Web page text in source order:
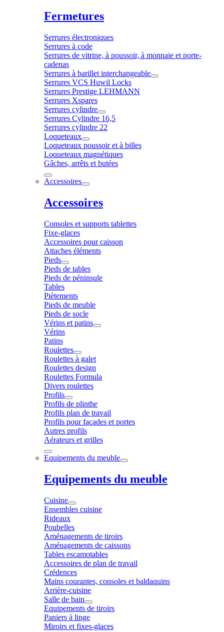
Fermetures
Serrures électroniques
Serrures à code
Serrures de vitrine, à poussoir, à monnaie et porte-
cadenas
Serrures à barillet interchangeable
Serrures VCS Huwil Locks
Serrures Prestige LEHMANN
Serrures Xspares
Serrures cylindre
Serrures Cylindre 16,5
Serrures cylindre 22
Loqueteaux
Loqueteaux poussoir et à billes
Loqueteaux magnétiques
Gâches, arrêts et butées
Accessoires
Accessoires
Consoles et supports tablettes
Fixe-glaces
Accessoires pour caisson
Attaches éléments
Pieds
Pieds de tables
Pieds de péninsule
Tables
Piètements
Pieds de meuble
Pieds de socle
Vérins et patins
Vérins
Patins
Roulettes
Roulettes à galet
Roulettes design
Roulettes Formula
Divers roulettes
Profils
Profils de plinthe
Profils plan de travail
Profils pour façades et portes
Autres profils
Aérateurs et grilles
Equipements du meuble
Equipements du meuble
Cuisine
Ensembles cuisine
Rideaux
Poubelles
Aménagements de tiroirs
Aménagements de caissons
Tables escamotables
Accessoires de plan de travail
Crédences
Mains courantes, consoles et baldaquins
Arrière-cuisine
Salle de bain
Equipements de tiroirs
Paniers à linge
Miroirs et fixes-glaces